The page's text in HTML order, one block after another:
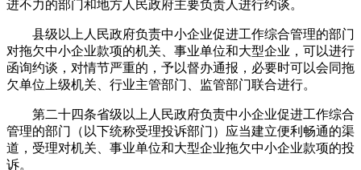
进不力的部门和地方人民政府主要负责人进行约谈。
县级以上人民政府负责中小企业促进工作综合管理的部门
对拖欠中小企业款项的机关、事业单位和大型企业，可以进行
函询约谈，对情节严重的，予以督办通报，必要时可以会同拖
欠单位上级机关、行业主管部门、监管部门联合进行。
第二十四条省级以上人民政府负责中小企业促进工作综合
管理的部门（以下统称受理投诉部门）应当建立便利畅通的渠
道，受理对机关、事业单位和大型企业拖欠中小企业款项的投
诉。